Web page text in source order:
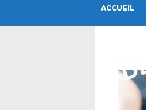
ACCUEIL